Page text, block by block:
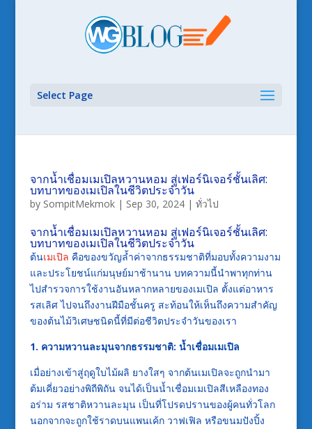
Select Page
จากน้ำเชื่อมเมเปิลหวานหอม สู่เฟอร์นิเจอร์ชั้นเลิศ:
บทบาทของเมเปิลในชีวิตประจำวัน
by SompitMekmok| Sep 30, 2024| ทั่วไป
จากน้ำเชื่อมเมเปิลหวานหอม สู่เฟอร์นิเจอร์ชั้นเลิศ:
บทบาทของเมเปิลในชีวิตประจำวัน
ต้นเมเปิล คือของขวัญล้ำค่าจากธรรมชาติที่มอบทั้งความงาม
และประโยชน์แก่มนุษย์มาช้านาน บทความนี้นำพาทุกท่าน
ไปสำรวจการใช้งานอันหลากหลายของเมเปิล ตั้งแต่อาหาร
รสเลิศ ไปจนถึงงานฝีมือชั้นครู สะท้อนให้เห็นถึงความสำคัญ
ของต้นไม้วิเศษชนิดนี้ที่มีต่อชีวิตประจำวันของเรา
1. ความหวานละมุนจากธรรมชาติ: น้ำเชื่อมเมเปิล
เมื่อย่างเข้าสู่ฤดูใบไม้ผลิ ยางใสๆ จากต้นเมเปิลจะถูกนำมา
ต้มเคี่ยวอย่างพิถีพิถัน จนได้เป็นน้ำเชื่อมเมเปิลสีเหลืองทอง
อร่าม รสชาติหวานละมุน เป็นที่โปรดปรานของผู้คนทั่วโลก
นอกจากจะถูกใช้ราดบนแพนเค้ก วาฟเฟิล หรือขนมปังปิ้ง